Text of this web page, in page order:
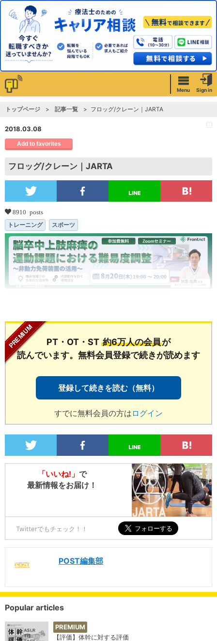
Menu Sign in
トップページ 記事一覧 フロッグ/クレーン｜JARTA
2018.03.08
Add to favorites
フロッグ/クレーン｜JARTA
8910 posts
トレーニング スポーツ
PT・OT・ST 約6万人の会員が
読んでいます。無料会員登録で続きが読めます
登録して続きを読む（無料）
すでに無料会員の方は ログイン
「いいね!」 で
最新情報をお届け！
Twitterでもチェック！！
POST編集部
Popular articles
PREMIUM
【評価】体幹に対する評価